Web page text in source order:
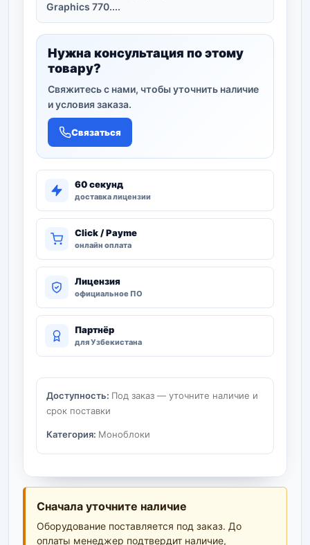
Graphics 770....
Нужна консультация по этому
товару?
Свяжитесь с нами, чтобы уточнить наличие
и условия заказа.
Связаться
60 секунд
доставка лицензии
Click / Payme
онлайн оплата
Лицензия
официальное ПО
Партнёр
для Узбекистана
Доступность: Под заказ — уточните наличие и
срок поставки
Категория: Моноблоки
Сначала уточните наличие
Оборудование поставляется под заказ. До
оплаты менеджер подтвердит наличие,